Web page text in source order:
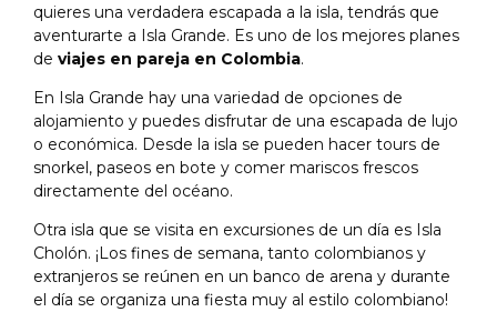
quieres una verdadera escapada a la isla, tendrás que
aventurarte a Isla Grande. Es uno de los mejores planes
de viajes en pareja en Colombia.
En Isla Grande hay una variedad de opciones de
alojamiento y puedes disfrutar de una escapada de lujo
o económica. Desde la isla se pueden hacer tours de
snorkel, paseos en bote y comer mariscos frescos
directamente del océano.
Otra isla que se visita en excursiones de un día es Isla
Cholón. ¡Los fines de semana, tanto colombianos y
extranjeros se reúnen en un banco de arena y durante
el día se organiza una fiesta muy al estilo colombiano!